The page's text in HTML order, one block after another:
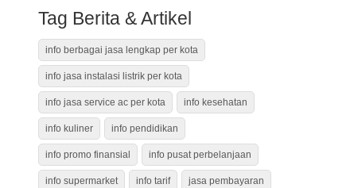
Tag Berita & Artikel
info berbagai jasa lengkap per kota
info jasa instalasi listrik per kota
info jasa service ac per kota info kesehatan
info kuliner info pendidikan
info promo finansial info pusat perbelanjaan
info supermarket info tarif jasa pembayaran